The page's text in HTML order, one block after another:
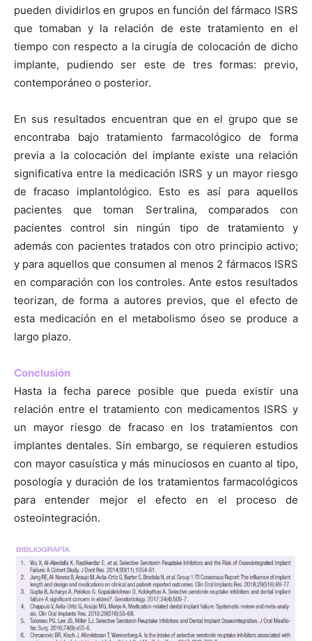
pueden dividirlos en grupos en función del fármaco ISRS
que tomaban y la relación de este tratamiento en el
tiempo con respecto a la cirugía de colocación de dicho
implante, pudiendo ser este de tres formas: previo,
contemporáneo o posterior.
En sus resultados encuentran que en el grupo que se
encontraba bajo tratamiento farmacológico de forma
previa a la colocación del implante existe una relación
significativa entre la medicación ISRS y un mayor riesgo
de fracaso implantológico. Esto es así para aquellos
pacientes que toman Sertralina, comparados con
pacientes control sin ningún tipo de tratamiento y
además con pacientes tratados con otro principio activo;
y para aquellos que consumen al menos 2 fármacos ISRS
en comparación con los controles. Ante estos resultados
teorizan, de forma a autores previos, que el efecto de
esta medicación en el metabolismo óseo se produce a
largo plazo.
Conclusión
Hasta la fecha parece posible que pueda existir una
relación entre el tratamiento con medicamentos ISRS y
un mayor riesgo de fracaso en los tratamientos con
implantes dentales. Sin embargo, se requieren estudios
con mayor casuística y más minuciosos en cuanto al tipo,
posología y duración de los tratamientos farmacológicos
para entender mejor el efecto en el proceso de
osteointegración.